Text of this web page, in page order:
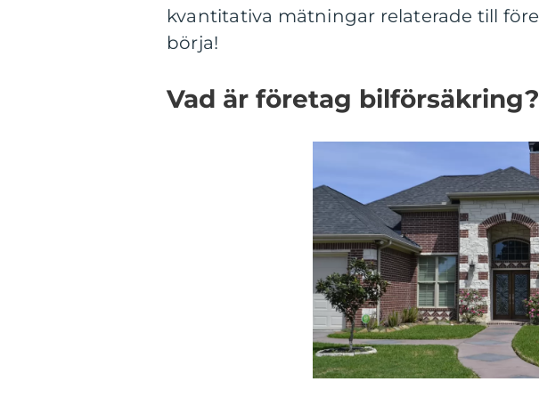
kvantitativa mätningar relaterade till
börja!
Vad är företag bilförsäkring?